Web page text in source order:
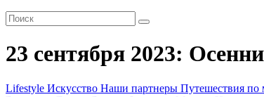
23 сентября 2023:
Lifestyle Искусство Наши партнеры Путешествия по